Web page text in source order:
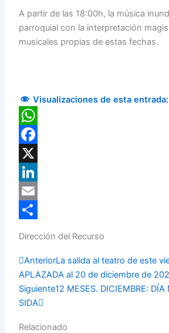
A partir de las 18:00h, la música
parroquial con la interpretación
musicales propias de estas fechas.
Visualizaciones de esta entrada:
WhatsApp
Facebook
X
LinkedIn
Email
Dirección del Recurso
Prev
AnteriorLa salida al teatro de este
APLAZADA al 20 de diciembre de
Siguiente12 MESES. DICIEMBRE: DÍA
SIDA
Next
Relacionado